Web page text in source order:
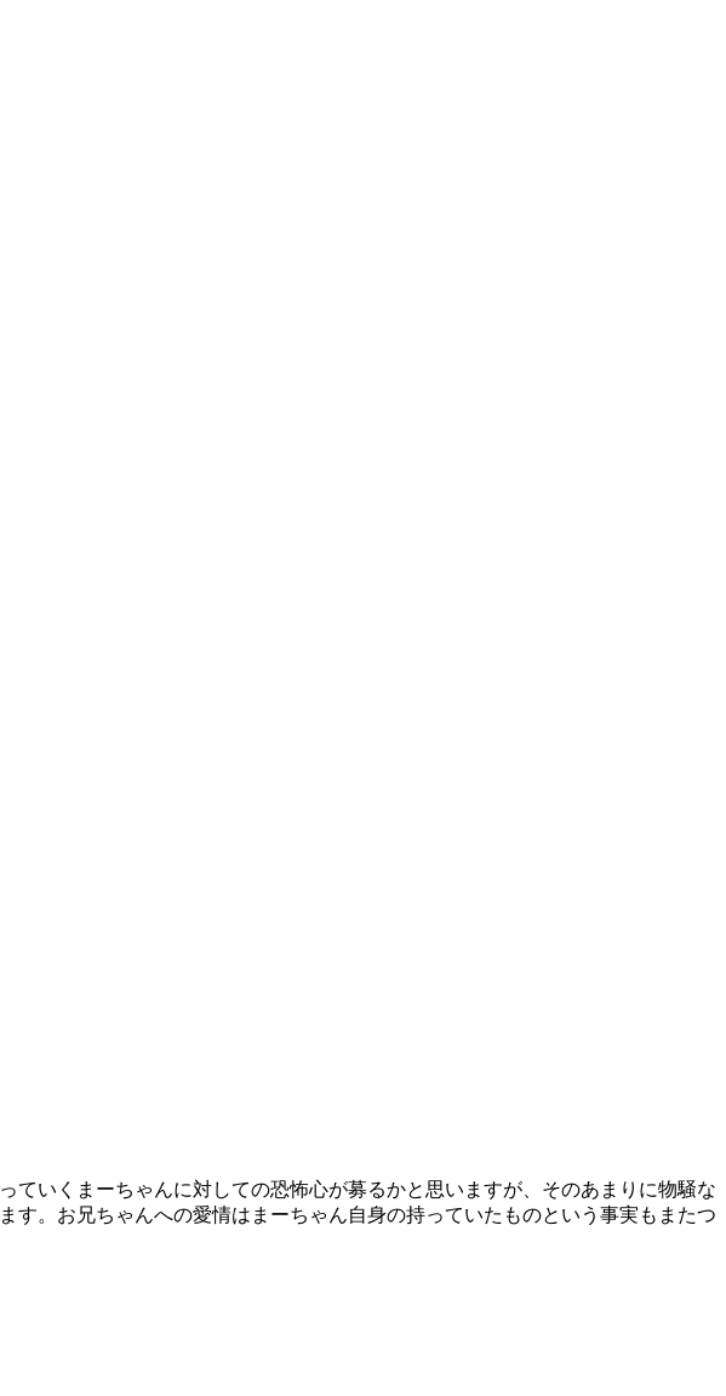
いくまーちゃんに対しての恐怖心が募るかと思いますが、そのあまりに物騒な
。お兄ちゃんへの愛情はまーちゃん自身の持っていたものという事実もまたつ